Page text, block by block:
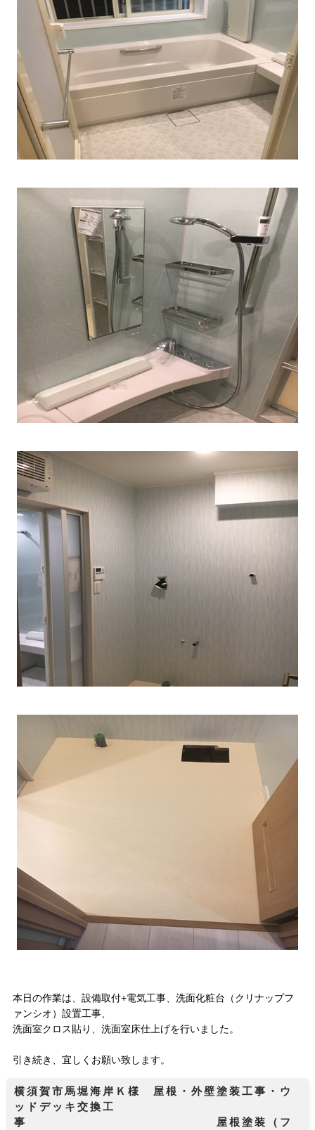
本日の作業は、設備取付+電気工事、洗面化粧台（クリナップフ
ァンシオ）設置工事、
洗面室クロス貼り、洗面室床仕上げを行いました。
引き続き、宜しくお願い致します。
横須賀市馬堀海岸Ｋ様 屋根・外壁塗装工事・ウ
ッドデッキ交換工
事 屋根塗装（フ